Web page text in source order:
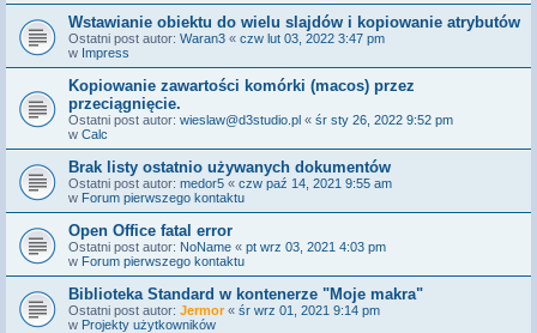
Wstawianie obiektu do wielu slajdów i kopiowanie atrybutów
Ostatni post autor: Waran3 « czw lut 03, 2022 3:47 pm
w Impress
Kopiowanie zawartości komórki (macos) przez
przeciągnięcie.
Ostatni post autor: wieslaw@d3studio.pl « śr sty 26, 2022 9:52 pm
w Calc
Brak listy ostatnio używanych dokumentów
Ostatni post autor: medor5 « czw paź 14, 2021 9:55 am
w Forum pierwszego kontaktu
Open Office fatal error
Ostatni post autor: NoName « pt wrz 03, 2021 4:03 pm
w Forum pierwszego kontaktu
Biblioteka Standard w kontenerze "Moje makra"
Ostatni post autor: Jermor« śr wrz 01, 2021 9:14 pm
w Projekty użytkowników